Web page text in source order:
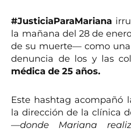
#JusticiaParaMariana
la mañana del 28 de
de su muerte— como
denuncia de los y las
médica de 25 años.
Este hashtag acompañó
la dirección de la clínica
—donde Mariana